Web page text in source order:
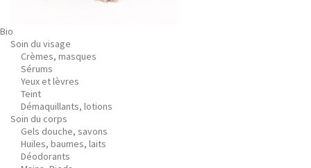
Bio
Soin du visage
Crèmes, masques
Sérums
Yeux et lèvres
Teint
Démaquillants, lotions
Soin du corps
Gels douche, savons
Huiles, baumes, laits
Déodorants